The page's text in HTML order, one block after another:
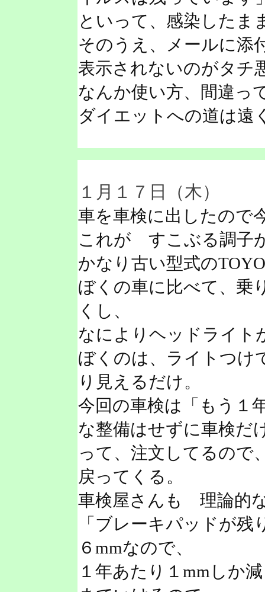
といって、感染したま
そのうえ、メールに添
表示されないのがタチ
なんか使い方、間違っ
ダイエットへの道は遠
１月１７日（木）
車を車検に出したので
これが すこぶる調子
かなり古い型式の
ぼくの車に比べて、乗
くし、
なによりヘッドライト
ぼくのは、ライトつけ
り見えるだけ。
今回の車検は「もう１
な整備はせずに車検だ
って、注文してるので
戻ってくる。
車検屋さんも 理論的
「ブレーキパッドが残
６mmなので、
１年あたり１mmしか